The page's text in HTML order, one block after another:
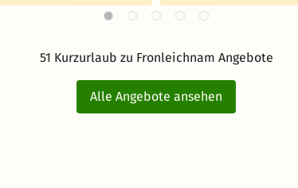
51 Kurzurlaub zu Fronleichnam Angebote
Alle Angebote ansehen